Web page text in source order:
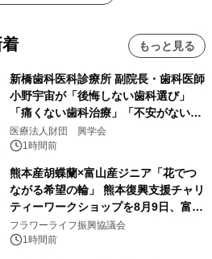
もっと見る
新橋歯科医科診療所 副院長・歯科医師
小野宇宙が「後悔しない歯科選び」
「痛くない歯科治療」「不安がない治
療計画」をテーマに専門監修
医療法人財団 興学会
1時間前
熊本産胡蝶蘭×富山産ジニア「花でつ
ながる希望の輪」 熊本復興支援チャリ
ティーワークショップを8月9日、富
山・射水で開催
フラワーライフ振興協議会
1時間前